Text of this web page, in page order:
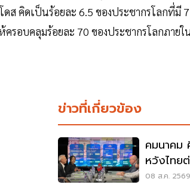
ดส คิดเป็นร้อยละ 6.5 ของประชากรโลกที่
รอบคลุมร้อยละ 70 ของประชากรโลกภาย
ข่าวที่เกี่ยวข้อง
คมนาคม
หวังไทย
ไทม์ แก้
08 ส.ค. 2569